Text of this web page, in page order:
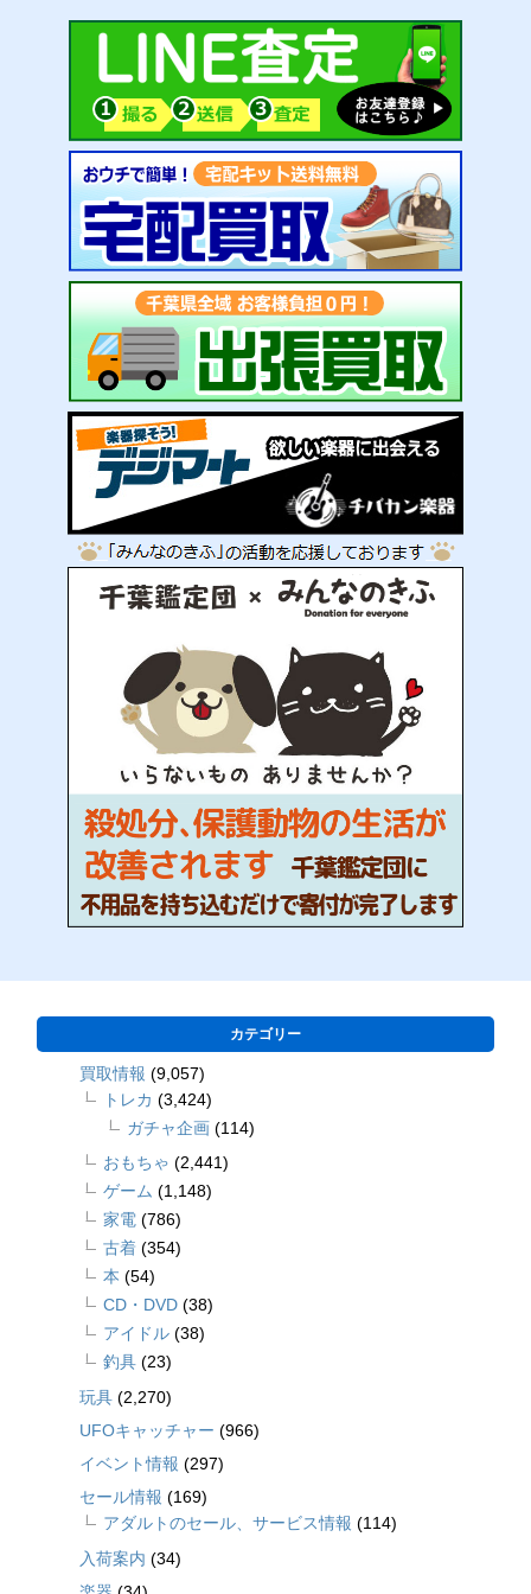
カテゴリー
買取情報 (9,057)
トレカ (3,424)
ガチャ企画 (114)
おもちゃ (2,441)
ゲーム (1,148)
家電 (786)
古着 (354)
本 (54)
CD・DVD (38)
アイドル (38)
釣具 (23)
玩具 (2,270)
UFOキャッチャー (966)
イベント情報 (297)
セール情報 (169)
アダルトのセール、サービス情報 (114)
入荷案内 (34)